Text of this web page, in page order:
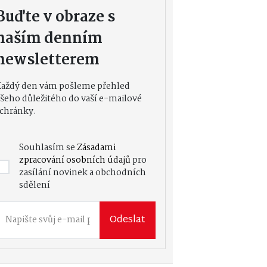
v obraze s
denním
den vám pošleme přehled
důležitého do vaší e-mailové
Souhlasím seZásadami
zpracování osobních údajůpro
zasílání novinek a obchodních
sdělení
Odeslat